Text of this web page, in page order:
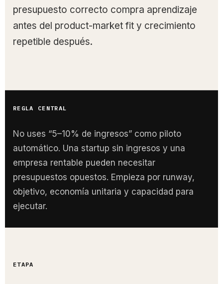
presupuesto correcto compra aprendizaje
antes del product-market fit y crecimiento
repetible después.
REGLA CENTRAL
No uses “5–10% de ingresos” como piloto
automático. Una startup sin ingresos y una
empresa rentable pueden necesitar
presupuestos opuestos. Empieza por runway,
objetivo, economía unitaria y capacidad para
ejecutar.
ETAPA